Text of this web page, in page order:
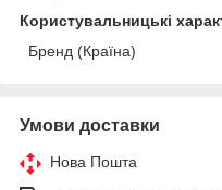
Користувальницькі
Бренд (Країна)
Умови доставки
Нова Пошта